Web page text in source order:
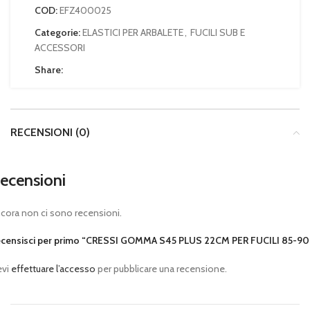
COD:EFZ400025
Categorie:ELASTICI PER ARBALETE, FUCILI SUB E
ACCESSORI
Share:
RECENSIONI (0)
non ci sono recensioni.
per primo “CRESSI GOMMA S45 PLUS 22CM PER FUCILI 85-
effettuare l’accesso per pubblicare una recensione.